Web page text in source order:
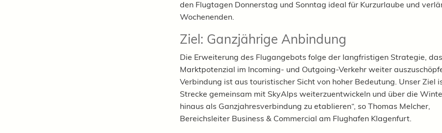
den Flugtagen Donnerstag und Sonntag ideal für Kurzurlaube und
Wochenenden.
Ziel: Ganzjährige Anbindung
Die Erweiterung des Flugangebots folge der langfristigen Strategie, das
Marktpotenzial im Incoming- und Outgoing-Verkehr weiter
Verbindung ist aus touristischer Sicht von hoher Bedeutung. Unser Ziel
Strecke gemeinsam mit SkyAlps weiterzuentwickeln und über die
hinaus als Ganzjahresverbindung zu etablieren“, so Thomas Melcher,
Bereichsleiter Business & Commercial am Flughafen Klagenfurt.